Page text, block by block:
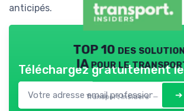
anticipés.
TOP 10 des
IA pour le
Transport Insiders — 2026
Téléchargez gratuitement
➔